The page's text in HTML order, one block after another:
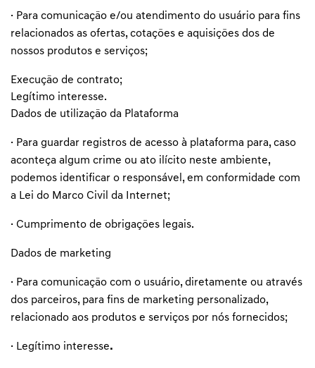
· Para comunicação e/ou atendimento do usuário para fins
relacionados as ofertas, cotações e aquisições dos de
nossos produtos e serviços;
Execução de contrato;
Legítimo interesse.
Dados de utilização da Plataforma
· Para guardar registros de acesso à plataforma para, caso
aconteça algum crime ou ato ilícito neste ambiente,
podemos identificar o responsável, em conformidade com
a Lei do Marco Civil da Internet;
· Cumprimento de obrigações legais.
Dados de marketing
· Para comunicação com o usuário, diretamente ou através
dos parceiros, para fins de marketing personalizado,
relacionado aos produtos e serviços por nós fornecidos;
· Legítimo interesse.